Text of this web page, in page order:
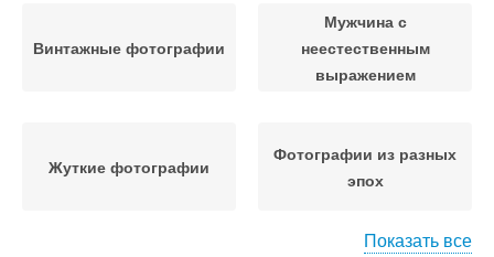
Винтажные фотографии
Мужчина с
неестественным
выражением
Жуткие фотографии
Фотографии из разных
эпох
Показать все